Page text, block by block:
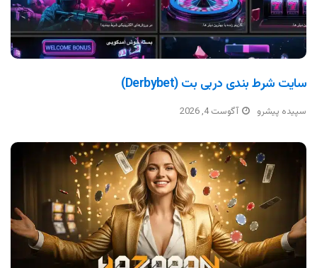
سایت شرط بندی دربی بت (Derbybet)
سپیده پیشرو آگوست 4, 2026